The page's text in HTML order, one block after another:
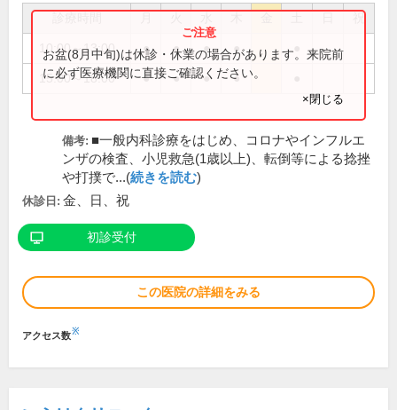
祝
10:00～13:00 ● ● ● ●
15:00～18:00 ● ● ● ●
お盆(8月中旬)は休診・休業の場合があります。来院前
に必ず医療機関に直接ご確認ください。
×閉じる
備考: ■一般内科診療をはじめ、コロナやインフルエ
ンザの検査、小児救急(1歳以上)、転倒等による捻挫
や打撲で...(続きを読む)
休診日: 金、日、祝
初診受付
この医院の詳細をみる
アクセス数※